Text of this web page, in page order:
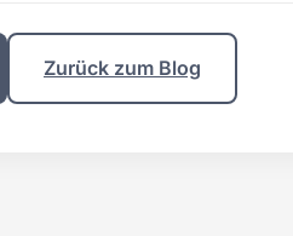
Zurück zum Blog